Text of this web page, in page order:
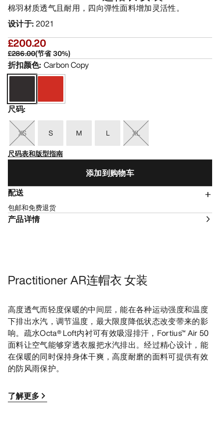
棉羽材质透气且耐用，四向弹性面料增加灵活性。
设计于: 2021
£200.20
£286.00(节省30%)
折扣颜色: Carbon Copy
尺码:
XS S M L
XL
尺码表和版型指南
添加到购物车
配送
包邮和免费退货
产品详情
Practitioner AR连帽衣 女装
高度透气而轻度保暖的中间层，能在各种运动强度和温度
下排出水汽，调节温度，最大限度降低状态改变带来的影
响。疏水Octa® Loft内衬可有效吸湿排汗，Fortius™ Air 50
面料让空气能够穿透衣服把水汽排出。经过精心设计，能
在保暖的同时保持身体干爽，高度耐磨的面料可提供有效
的防风雨保护。
了解更多